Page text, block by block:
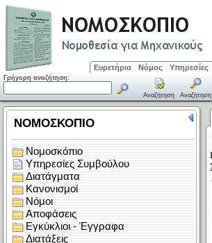
Ευρετήρια Νόμος Υπηρεσίες
Γρήγορη αναζήτηση:
Αναζήτηση Αναζήτηση